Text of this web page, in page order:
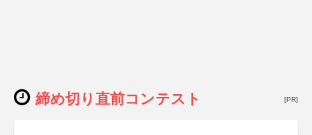
締め切り直前コンテスト [PR]